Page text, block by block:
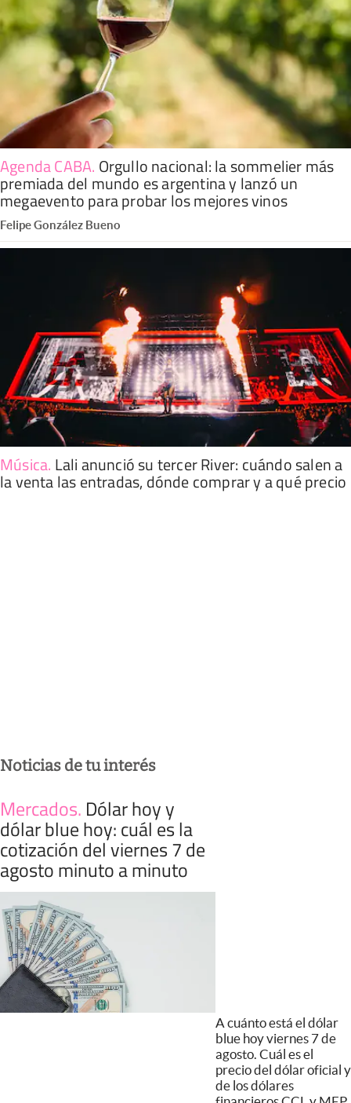
Agenda CABA. Orgullo nacional: la sommelier más
premiada del mundo es argentina y lanzó un
megaevento para probar los mejores vinos
Felipe González Bueno
Música. Lali anunció su tercer River: cuándo salen a
la venta las entradas, dónde comprar y a qué precio
Noticias de tu interés
Mercados. Dólar hoy y
dólar blue hoy: cuál es la
cotización del viernes 7 de
agosto minuto a minuto
A cuánto está el dólar
blue hoy viernes 7 de
agosto. Cuál es el
precio del dólar oficial y
de los dólares